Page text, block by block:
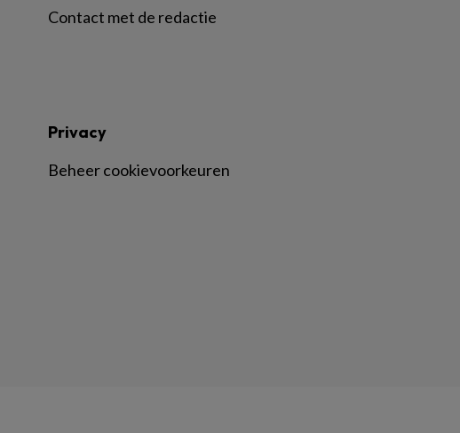
Contact met de redactie
Privacy
Beheer cookievoorkeuren